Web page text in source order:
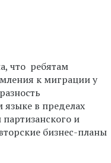
что ребятам
к миграции у
в пределах
и
бизнес-планы